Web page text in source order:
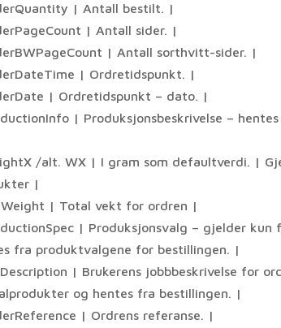
| Antall bestilt. |
| Antall sider. |
| Antall sorthvitt-sider. |
| Ordretidspunkt. |
| Ordretidspunkt – dato. |
| Produksjonsbeskrivelse –
/alt. WX | I gram som defaultverdi. |
|
| Total vekt for ordren |
| Produksjonsvalg – gjelder kun
fra produktvalgene for bestillingen. |
| Brukerens jobbbeskrivelse for
og hentes fra bestillingen. |
| Ordrens referanse. |